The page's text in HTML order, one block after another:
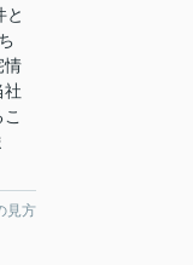
と
情
社
見方